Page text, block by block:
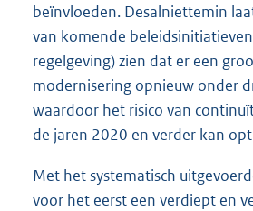
beïnvloeden. Desalniettemin
van komende
regelgeving) zien dat er een
modernisering opnieuw onder
waardoor het risico van
de jaren 2020 en verder kan
Met het systematisch
voor het eerst een verdiept en